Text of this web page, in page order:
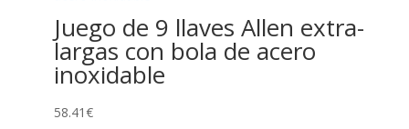
Juego de 9 llaves Allen extra-
largas con bola de acero
inoxidable
58.41€